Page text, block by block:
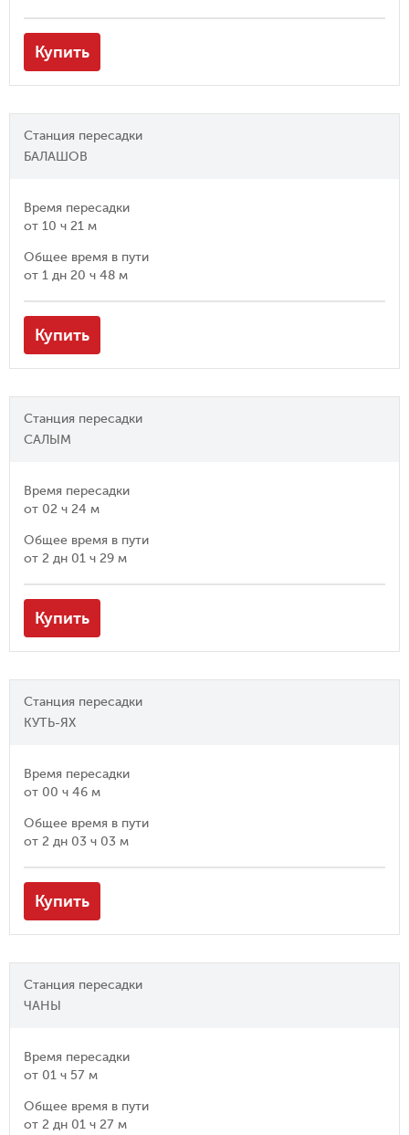
Купить
Станция пересадки
БАЛАШОВ
Время пересадки
от 10 ч 21 м
Общее время в пути
от 1 дн 20 ч 48 м
Купить
Станция пересадки
САЛЫМ
Время пересадки
от 02 ч 24 м
Общее время в пути
от 2 дн 01 ч 29 м
Купить
Станция пересадки
КУТЬ-ЯХ
Время пересадки
от 00 ч 46 м
Общее время в пути
от 2 дн 03 ч 03 м
Купить
Станция пересадки
ЧАНЫ
Время пересадки
от 01 ч 57 м
Общее время в пути
от 2 дн 01 ч 27 м